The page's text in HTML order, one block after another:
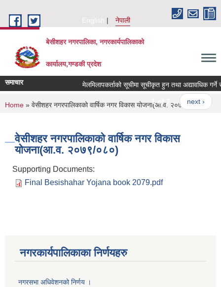
English
नेपाली
बेसीशहर नगरपालिका, नगरकार्यपालिकाको
कार्यालय,गण्डकी प्रदेश
समाचार मेलमिलापकर्ताको सूचीमा सूचीकृत हुन तथा अद्यावधिक गर्ने
1 of 7 next ›
You are here
Home » वेसीशहर नगरपालिकाको वार्षिक नगर विकास योजना(आ.व. २०७९/०८०)
वेसीशहर नगरपालिकाको वार्षिक नगर विकास
योजना(आ.व. २०७९/०८०)
Supporting Documents:
Final Besishahar Yojana book 2079.pdf
नगरकार्यपालिकाका निर्णयहरु
नगरसभा अधिवेशनको निर्णय ।